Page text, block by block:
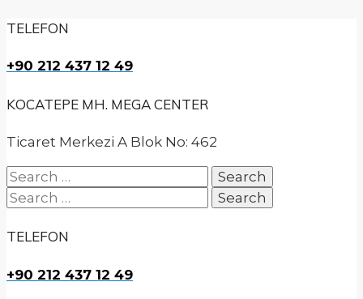
TELEFON
+90 212 437 12 49
KOCATEPE MH. MEGA CENTER
Ticaret Merkezi A Blok No: 462
Search
for:
Search
TELEFON
+90 212 437 12 49